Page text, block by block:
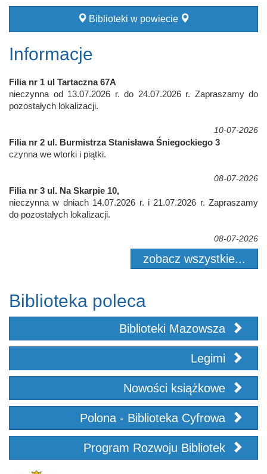
Biblioteki w powiecie
Informacje
Filia nr 1 ul Tartaczna 67A
nieczynna od 13.07.2026 r. do 24.07.2026 r. Zapraszamy do
pozostałych lokalizacji.
10-07-2026
Filia nr 2 ul. Burmistrza Stanisława Śniegockiego 3
czynna we wtorki i piątki.
08-07-2026
Filia nr 3 ul. Na Skarpie 10,
nieczynna w dniach 14.07.2026 r. i 21.07.2026 r. Zapraszamy
do pozostałych lokalizacji.
08-07-2026
zobacz wszystkie...
Biblioteka poleca
Biblioteki Mazowsza
Legimi
Nowości książkowe
Polona - Biblioteka Cyfrowa
Program Rozwoju Bibliotek